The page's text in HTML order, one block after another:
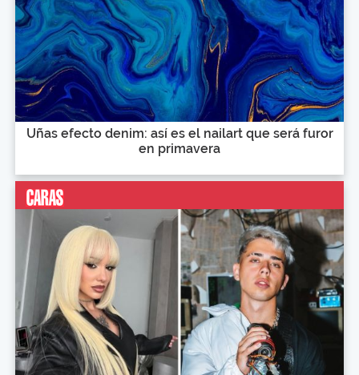
Uñas efecto denim: así es el nailart que será furor
en primavera